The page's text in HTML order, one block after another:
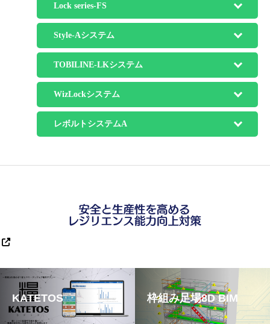
Lock series-FS
Style-Aシステム
TOBILINE-LKシステム
WizLockシステム
レボルトシステムA
KATETOS 枠組み足場8D BIM